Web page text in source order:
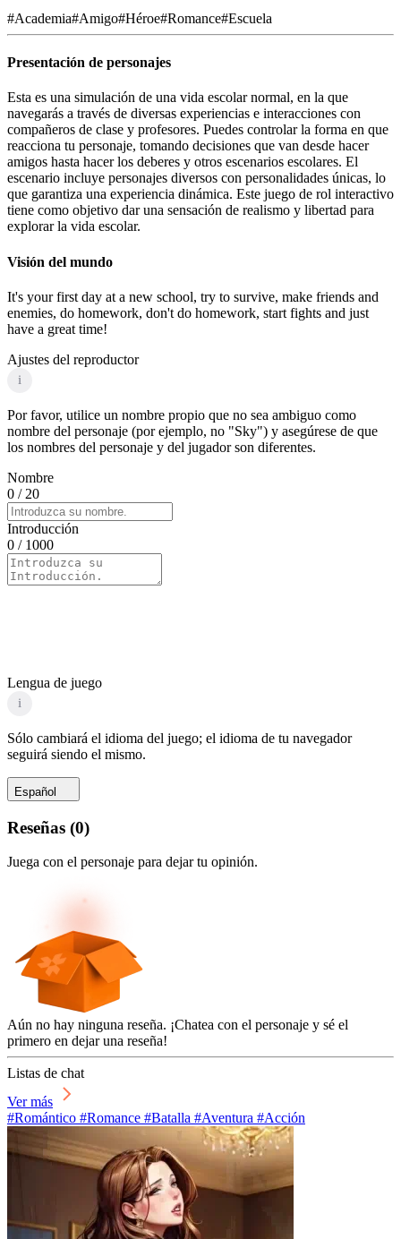
#Academia#Amigo#Héroe#Romance#Escuela
Presentación de personajes
Esta es una simulación de una vida escolar normal, en la que
navegarás a través de diversas experiencias e interacciones con
compañeros de clase y profesores. Puedes controlar la forma en que
reacciona tu personaje, tomando decisiones que van desde hacer
amigos hasta hacer los deberes y otros escenarios escolares. El
escenario incluye personajes diversos con personalidades únicas, lo
que garantiza una experiencia dinámica. Este juego de rol interactivo
tiene como objetivo dar una sensación de realismo y libertad para
explorar la vida escolar.
Visión del mundo
It's your first day at a new school, try to survive, make friends and
enemies, do homework, don't do homework, start fights and just
have a great time!
Ajustes del reproductor
i
Por favor, utilice un nombre propio que no sea ambiguo como
nombre del personaje (por ejemplo, no "Sky") y asegúrese de que
los nombres del personaje y del jugador son diferentes.
Nombre
0 / 20
Introducción
0 / 1000
Lengua de juego
i
Sólo cambiará el idioma del juego; el idioma de tu navegador
seguirá siendo el mismo.
Español
Reseñas (0)
Juega con el personaje para dejar tu opinión.
Aún no hay ninguna reseña. ¡Chatea con el personaje y sé el
primero en dejar una reseña!
Listas de chat
Ver más
#Romántico #Romance #Batalla #Aventura #Acción